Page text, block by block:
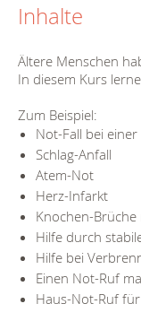
Inhalte
Ältere Menschen
In diesem Kurs
Zum Beispiel:
Not-Fall bei
Schlag-Anfall
Atem-Not
Herz-Infarkt
Knochen-
Hilfe durch
Hilfe bei
Einen Not-Ruf
Haus-Not-Ruf